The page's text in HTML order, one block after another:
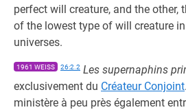
perfect will creature, and the other,
of the lowest type of will creature
universes.
1961 WEISS 26:2.2 Les supernaphins
exclusivement du Créateur Conjoint
ministère à peu près également